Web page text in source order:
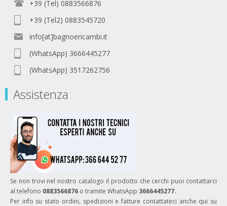
+39 (Tel) 0883566876
+39 (Tel2) 0883545720
info[at]bagnoericambi.it
(WhatsApp) 3666445277
(WhatsApp) 3517262756
Assistenza
Se non trovi nel nostro catalogo il prodotto che cerchi puoi contattarci
al telefono 0883566876 o tramite WhatsApp 3666445277.
Per info su stato ordini, spedizioni e fatture contattateci anche qui su